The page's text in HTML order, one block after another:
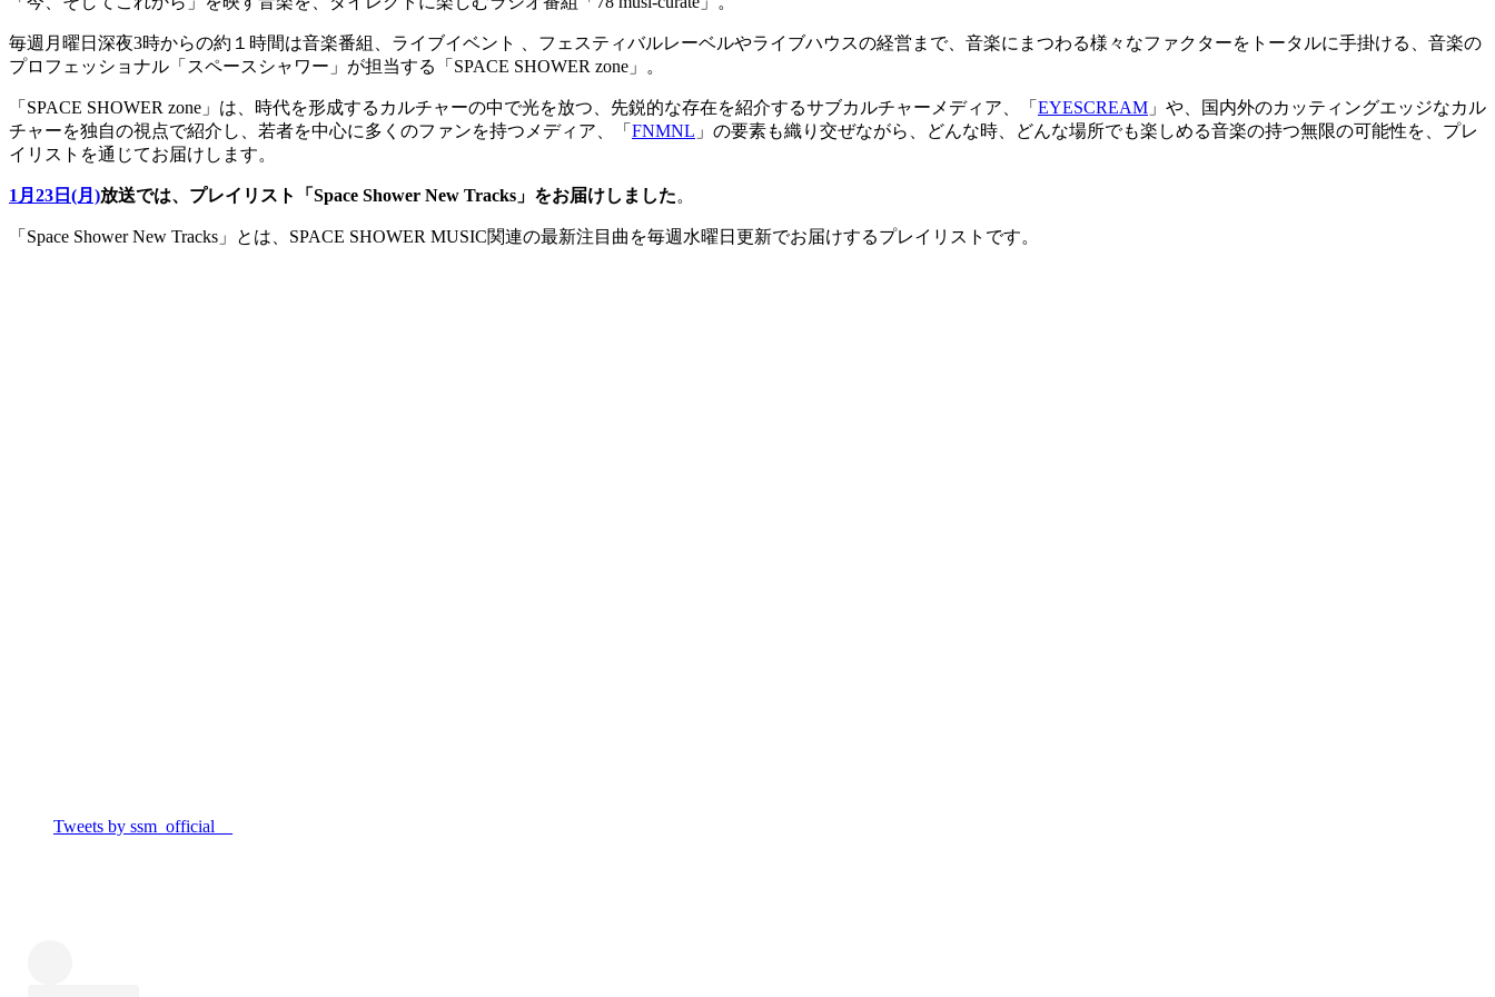
毎週月曜日深夜3時からの約１時間は音楽番組、ライブイベント 、フェスティバルレーベルやライブハウスの経営まで、音楽にまつわる様々なファクターをトータルに手掛ける、音楽の
プロフェッショナル「スペースシャワー」が担当する「SPACE SHOWER zone」。
「SPACE SHOWER zone」は、時代を形成するカルチャーの中で光を放つ、先鋭的な存在を紹介するサブカルチャーメディア、「 EYESCREAM 」や、国内外のカッティングエッジなカル
チャーを独自の視点で紹介し、若者を中心に多くのファンを持つメディア、「 FNMNL 」の要素も織り交ぜながら、どんな時、どんな場所でも楽しめる音楽の持つ無限の可能性を、プレ
イリストを通じてお届けします。
1月23日(月)放送では、プレイリスト「Space Shower New Tracks」をお届けしました。
「Space Shower New Tracks」とは、SPACE SHOWER MUSIC関連の最新注目曲を毎週水曜日更新でお届けするプレイリストです。
Tweets by ssm_official__